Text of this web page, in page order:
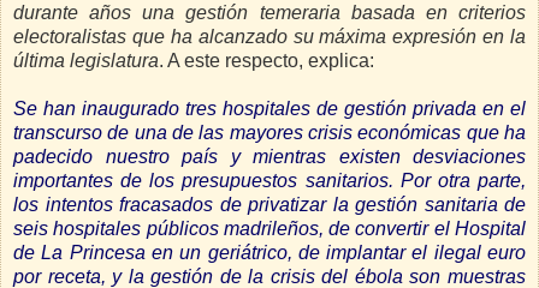
durante años una gestión temeraria basada en criterios
electoralistas que ha alcanzado su máxima expresión en la
última legislatura. A este respecto, explica:
Se han inaugurado tres hospitales de gestión privada en el
transcurso de una de las mayores crisis económicas que ha
padecido nuestro país y mientras existen desviaciones
importantes de los presupuestos sanitarios. Por otra parte,
los intentos fracasados de privatizar la gestión sanitaria de
seis hospitales públicos madrileños, de convertir el Hospital
de La Princesa en un geriátrico, de implantar el ilegal euro
por receta, y la gestión de la crisis del ébola son muestras